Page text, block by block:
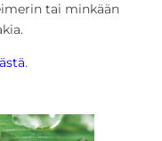
tai minkään
.